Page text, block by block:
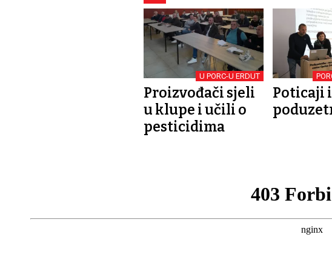
U PORC-U ERDUT
Proizvođači sjeli
u klupe i učili o
pesticidima
Poticaji